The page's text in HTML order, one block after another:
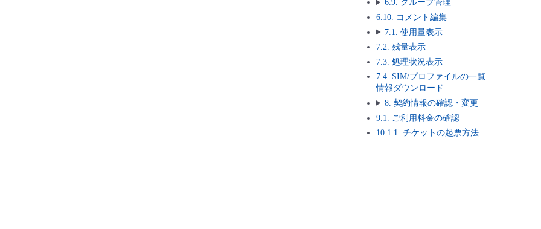
6.9. グループ管理
6.10. コメント編集
7.1. 使用量表示
7.2. 残量表示
7.3. 処理状況表示
7.4. SIM/プロファイルの一覧
情報ダウンロード
8. 契約情報の確認・変更
9.1. ご利用料金の確認
10.1.1. チケットの起票方法